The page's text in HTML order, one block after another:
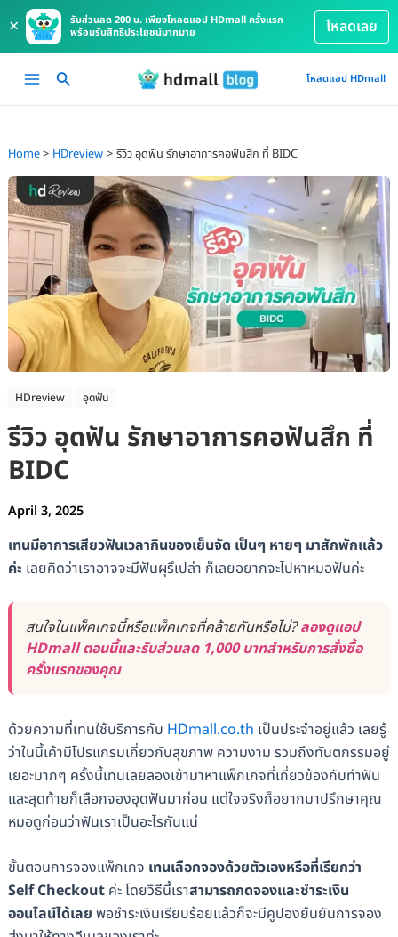
×
รับส่วนลด 200 บ. เพียงโหลดแอป HDmall ครั้งแรก
พร้อมรับสิทธิประโยชน์มากมาย
โหลดเลย
Main
โหลดแอป HDmall
Home HDreview รีวิว อุดฟัน รักษาอาการคอฟันสึก ที่ BIDC
HDreview อุดฟัน
รีวิว อุดฟัน รักษาอาการคอฟันสึก ที่
BIDC
April 3, 2025
เทนมีอาการเสียวฟันเวลากินของเย็นจัด เป็นๆ หายๆ มาสักพักแล้ว
ค่ะ เลยคิดว่าเราอาจจะมีฟันผุรึเปล่า ก็เลยอยากจะไปหาหมอฟันค่ะ
สนใจในแพ็คเกจนี้หรือแพ็คเกจที่คล้ายกันหรือไม่?ลองดูแอป
HDmall ตอนนี้และรับส่วนลด 1,000 บาทสำหรับการสั่งซื้อ
ครั้งแรกของคุณ
ด้วยความที่เทนใช้บริการกับ HDmall.co.th เป็นประจำอยู่แล้ว เลยรู้
ว่าในนี้เค้ามีโปรแกรมเกี่ยวกับสุขภาพ ความงาม รวมถึงทันตกรรมอยู่
เยอะมากๆ ครั้งนี้เทนเลยลองเข้ามาหาแพ็กเกจที่เกี่ยวข้องกับทำฟัน
และสุดท้ายก็เลือกจองอุดฟันมาก่อน แต่ใจจริงก็อยากมาปรึกษาคุณ
หมอดูก่อนว่าฟันเราเป็นอะไรกันแน่
ขั้นตอนการจองแพ็กเกจ เทนเลือกจองด้วยตัวเองหรือที่เรียกว่า
Self Checkoutค่ะ โดยวิธีนี้เราสามารถกดจองและชำระเงิน
ออนไลน์ได้เลย พอชำระเงินเรียบร้อยแล้วก็จะมีคูปองยืนยันการจอง